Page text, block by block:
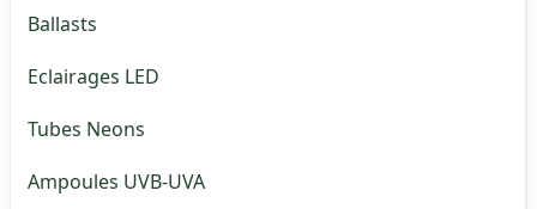
Ballasts
Eclairages LED
Tubes Neons
Ampoules UVB-UVA